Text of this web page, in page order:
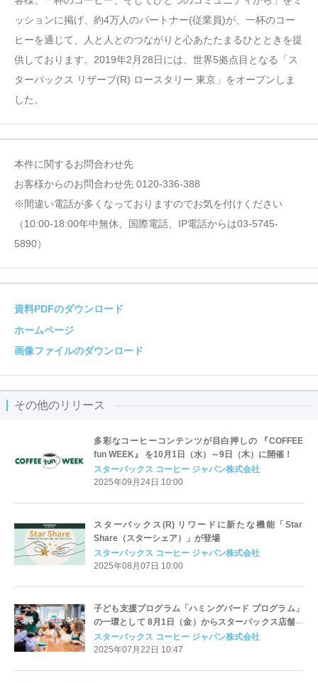
ッションに掲げ、約4万人のパートナー(従業員)が、一杯のコー
ヒーを通じて、人と人とのつながりと心あたたまるひとときを提
供しております。2019年2月28日には、世界5拠点目となる「ス
ターバックス リザーブ(R) ロースタリー 東京」をオープンしま
した。
本件に関するお問合わせ先
お客様からのお問合わせ先 0120-336-388
※間違い電話が多くなっておりますのでお気を付けください
（10:00-18:00年中無休、国際電話、IP電話からは03-5745-
5890）
資料PDFのダウンロード
ホームページ
画像ファイルのダウンロード
その他のリリース
多彩なコーヒーコンテンツが目白押しの 『COFFEE
fun WEEK』 を10月1日（水）～9日（木）に開催！
スターバックス コーヒー ジャパン株式会社
2025年09月24日 10:00
スターバックス(R) リワードに新たな機能「Star
Share（スターシェア）」が登場
スターバックス コーヒー ジャパン株式会社
2025年08月07日 10:00
子ども支援プログラム「ハミングバード プログラム」
の一環として 8月1日（金）からスターバックス店舗で
子ども向けイベントを開催
スターバックス コーヒー ジャパン株式会社
2025年07月22日 10:47